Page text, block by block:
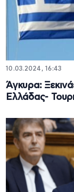
10.03.2024, 16:43
Άγκυρα:
Ελλάδας-